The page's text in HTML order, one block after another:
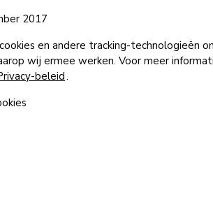
2017
en andere tracking-technologieën
wij ermee werken. Voor meer
beleid.